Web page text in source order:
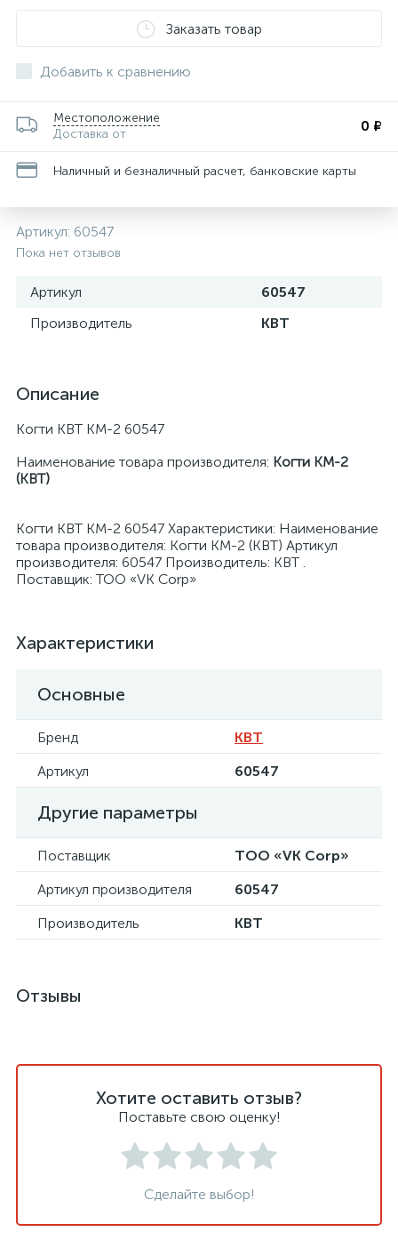
Заказать товар
Добавить к сравнению
Местоположение
Доставка от
0 ₽
Наличный и безналичный расчет, банковские карты
Артикул: 60547
Пока нет отзывов
Артикул
60547
Производитель
КВТ
Описание
Когти КВТ КМ-2 60547
Наименование товара производителя: Когти КМ-2
(КВТ)
Когти КВТ КМ-2 60547 Характеристики: Наименование
товара производителя: Когти КМ-2 (КВТ) Артикул
производителя: 60547 Производитель: КВТ .
Поставщик: ТОО «VK Corp»
Характеристики
Основные
Бренд
КВТ
Артикул
60547
Другие параметры
Поставщик
ТОО «VK Corp»
Артикул производителя
60547
Производитель
КВТ
Отзывы
Хотите оставить отзыв?
Поставьте свою оценку!
Сделайте выбор!